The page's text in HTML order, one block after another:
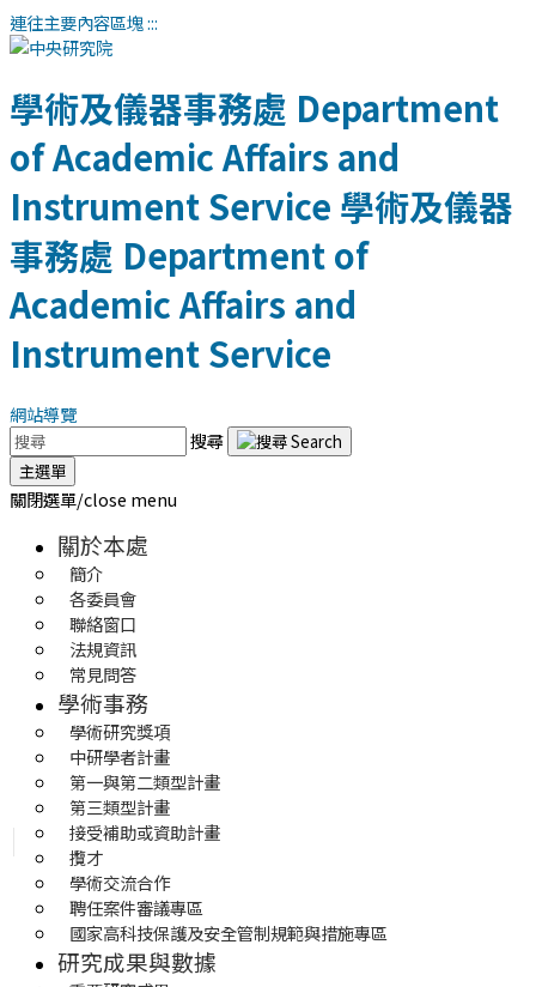
連往主要內容區塊:::
學術及儀器事務處 Department
of Academic Affairs and
Instrument Service 學術及儀器
事務處 Department of
Academic Affairs and
Instrument Service
網站導覽
搜尋
主選單
關閉選單/close menu
關於本處
簡介
各委員會
聯絡窗口
法規資訊
常見問答
學術事務
學術研究獎項
中研學者計畫
第一與第二類型計畫
第三類型計畫
接受補助或資助計畫
攬才
學術交流合作
聘任案件審議專區
國家高科技保護及安全管制規範與措施專區
研究成果與數據